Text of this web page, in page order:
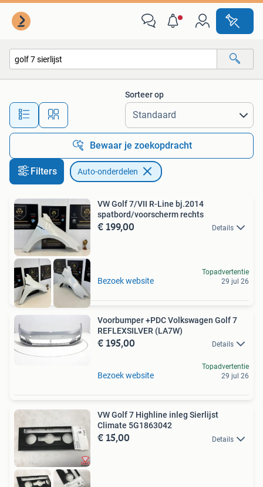
Alle afstanden…
Sorteer op
Bewaar je zoekopdracht
Filters Auto-onderdelen
VW Golf 7/VII R-Line bj.2014
spatbord/voorscherm rechts
€ 199,00 Details
Bezoek website
Topadvertentie
29 jul 26
Voorbumper +PDC Volkswagen Golf 7
REFLEXSILVER (LA7W)
€ 195,00 Details
Bezoek website
Topadvertentie
29 jul 26
VW Golf 7 Highline inleg Sierlijst
Climate 5G1863042
€ 15,00 Details